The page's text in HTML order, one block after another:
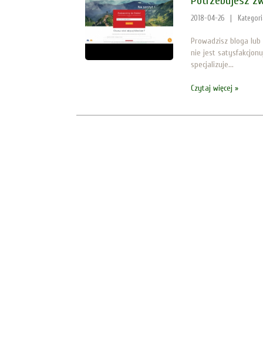
2018-04-26
Prowadzisz bloga
nie jest
specjalizuje...
Czytaj więcej »